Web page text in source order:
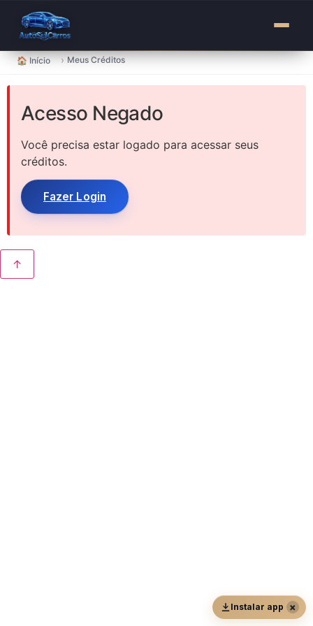
🏠 Início › Meus Créditos
conteúdo
Acesso Negado
Você precisa estar logado para acessar seus
créditos.
Fazer Login
↑
Instalar app ×